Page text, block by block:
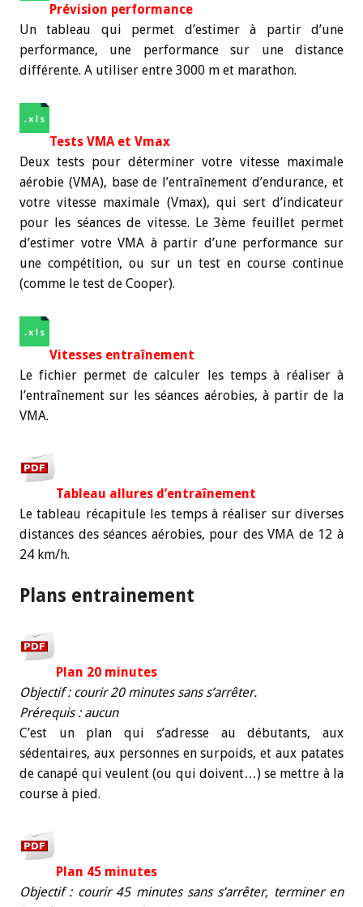
Prévision performance
Un tableau qui permet d’estimer à partir d’une
performance, une performance sur une distance
différente. A utiliser entre 3000 m et marathon.
Tests VMA et Vmax
Deux tests pour déterminer votre vitesse maximale
aérobie (VMA), base de l’entraînement d’endurance, et
votre vitesse maximale (Vmax), qui sert d’indicateur
pour les séances de vitesse. Le 3ème feuillet permet
d’estimer votre VMA à partir d’une performance sur
une compétition, ou sur un test en course continue
(comme le test de Cooper).
Vitesses entraînement
Le fichier permet de calculer les temps à réaliser à
l’entraînement sur les séances aérobies, à partir de la
VMA.
Tableau allures d’entraînement
Le tableau récapitule les temps à réaliser sur diverses
distances des séances aérobies, pour des VMA de 12 à
24 km/h.
Plans entrainement
Plan 20 minutes
Objectif : courir 20 minutes sans s’arrêter.
Prérequis : aucun
C’est un plan qui s’adresse au débutants, aux
sédentaires, aux personnes en surpoids, et aux patates
de canapé qui veulent (ou qui doivent…) se mettre à la
course à pied.
Plan 45 minutes
Objectif : courir 45 minutes sans s’arrêter, terminer en